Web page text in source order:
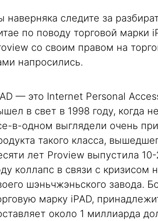
наверняка следите за
по поводу торговой марки
со своим правом на
напросились.
— это Internet Personal
в свет в 1998 году, когда
в-одном выглядели очень
такого класса,
лет Proview выпустила
коллапс в связи с кризисом
шэньчжэньского завода.
марку iPAD,
около 1 миллиарда